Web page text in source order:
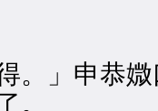
」申恭媺
。